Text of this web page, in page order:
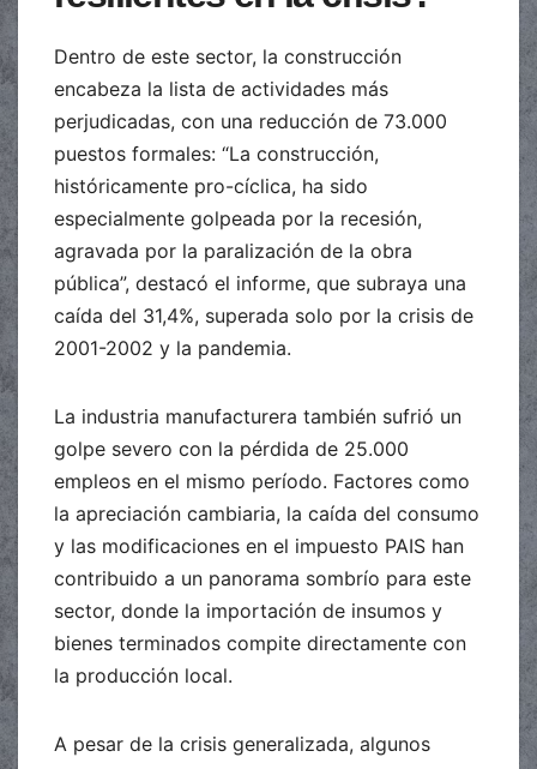
Dentro de este sector, la construcción
encabeza la lista de actividades más
perjudicadas, con una reducción de 73.000
puestos formales: “La construcción,
históricamente pro-cíclica, ha sido
especialmente golpeada por la recesión,
agravada por la paralización de la obra
pública”, destacó el informe, que subraya una
caída del 31,4%, superada solo por la crisis de
2001-2002 y la pandemia.
La industria manufacturera también sufrió un
golpe severo con la pérdida de 25.000
empleos en el mismo período. Factores como
la apreciación cambiaria, la caída del consumo
y las modificaciones en el impuesto PAIS han
contribuido a un panorama sombrío para este
sector, donde la importación de insumos y
bienes terminados compite directamente con
la producción local.
A pesar de la crisis generalizada, algunos